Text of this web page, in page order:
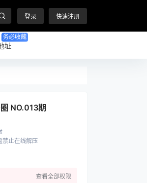
登录 快速注册
址
务必收藏
NO.013期
禁止在线解压
查看全部权限